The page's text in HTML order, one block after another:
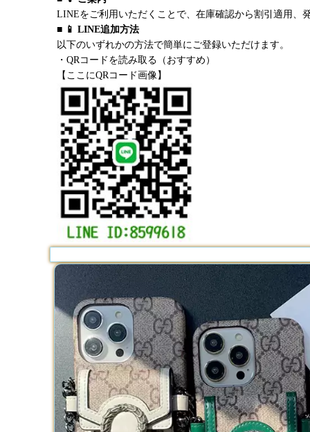
LINEをご利用いただくことで、在庫確認から割引適用、
■ 📱 LINE追加方法
以下のいずれかの方法で簡単にご登録いただけます。
・QRコードを読み取る（おすすめ）
【ここにQRコード画像】